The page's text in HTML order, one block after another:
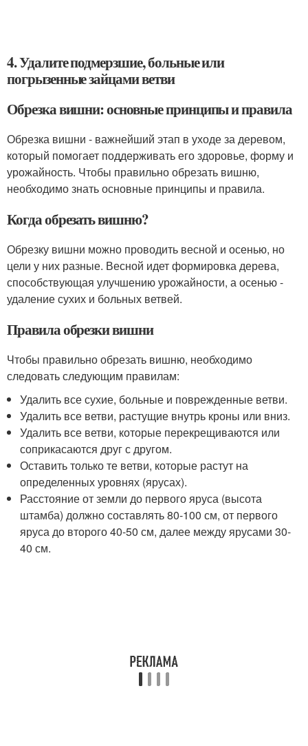
4. Удалите подмерзшие, больные или
погрызенные зайцами ветви
Обрезка вишни: основные принципы и правила
Обрезка вишни - важнейший этап в уходе за деревом,
который помогает поддерживать его здоровье, форму и
урожайность. Чтобы правильно обрезать вишню,
необходимо знать основные принципы и правила.
Когда обрезать вишню?
Обрезку вишни можно проводить весной и осенью, но
цели у них разные. Весной идет формировка дерева,
способствующая улучшению урожайности, а осенью -
удаление сухих и больных ветвей.
Правила обрезки вишни
Чтобы правильно обрезать вишню, необходимо
следовать следующим правилам:
Удалить все сухие, больные и поврежденные ветви.
Удалить все ветви, растущие внутрь кроны или вниз.
Удалить все ветви, которые перекрещиваются или
соприкасаются друг с другом.
Оставить только те ветви, которые растут на
определенных уровнях (ярусах).
Расстояние от земли до первого яруса (высота
штамба) должно составлять 80-100 см, от первого
яруса до второго 40-50 см, далее между ярусами 30-
40 см.